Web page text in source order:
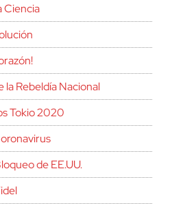
Ciencia
la Rebeldía Nacional
Tokio 2020
de EE.UU.